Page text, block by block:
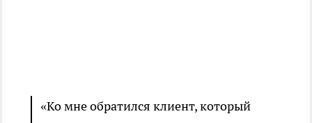
«Ко мне обратился клиент, который